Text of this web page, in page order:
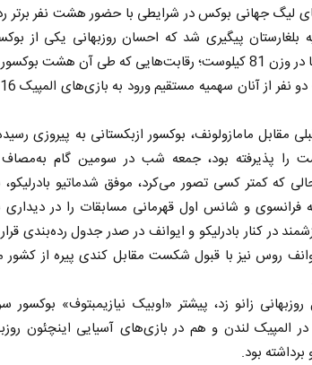
لیگ جهانی بوکس در شرایطی با حضور هشت نفر برتر
بلغارستان پیگیری شد که احسان روزبهانی یکی از
دعوت شده به این رقابت‌ها در وزن 81 کیلوست؛ رقابت‌هایی که طی آن هشت
مقابل مامازولونف، بوکسور ازبکستانی به پیروزی
را پذیرفته بود، جمعه شب در سومین گام
که کمتر کسی تصور می‌کرد، موفق شدماتیو بادرلیکو،
فرانسوی و شانس اول قهرمانی مسابقات را در دیداری
در کنار بادرلیکو و ایوانف در صدر جدول رده‌بندی
روس نیز با قبول شکست مقابل کندی پیره از
زانو زد، پیشتر «اوبیک نیازیمبتوف» بوکسور
المپیک لندن و هم در بازی‌های آسیایی اینچئون
بود.